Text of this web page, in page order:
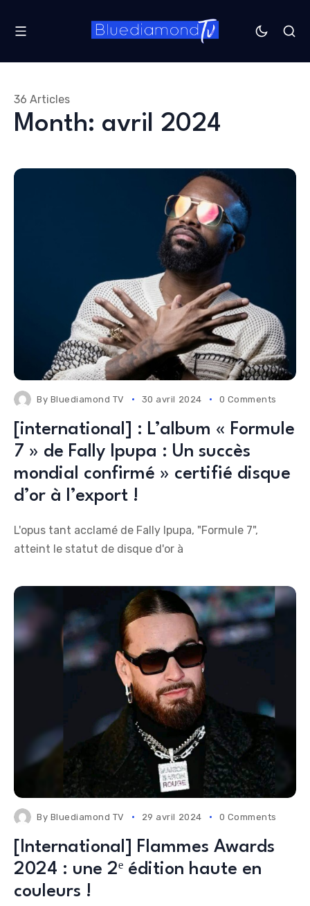
Month: avril 2024
36 Articles
By Bluediamond TV 30 avril 2024 0 Comments
[international] : L’album « Formule
7 » de Fally Ipupa : Un succès
mondial confirmé » certifié disque
d’or à l’export !
L'opus tant acclamé de Fally Ipupa, "Formule 7",
atteint le statut de disque d'or à
By Bluediamond TV 29 avril 2024 0 Comments
[International] Flammes Awards
2024 : une 2ᵉ édition haute en
couleurs !